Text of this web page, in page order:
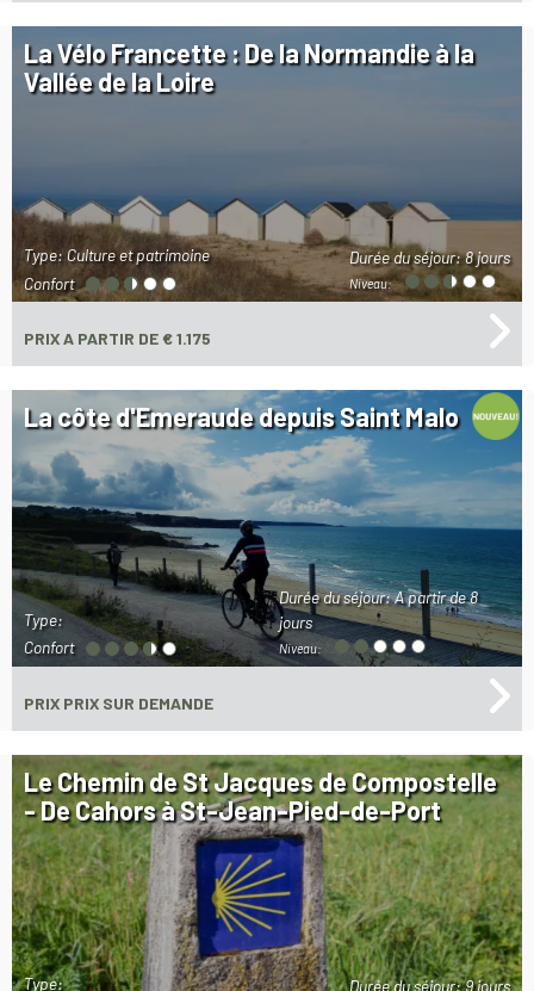
La Vélo Francette : De la Normandie à la
Vallée de la Loire
Durée du séjour:8 jours
Niveau:
Type: Culture et patrimoine
Confort
PRIXA PARTIR DE € 1.175
La côte d'Emeraude depuis Saint Malo
Durée du séjour:A partir de 8
jours
Niveau:
Type:
Confort
PRIX PRIX SUR DEMANDE
Le Chemin de St Jacques de Compostelle
- De Cahors à St-Jean-Pied-de-Port
Durée du séjour:9 jours
Type: